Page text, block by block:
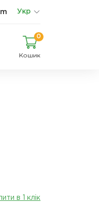
Укр
0
Кошик
в 1 клік